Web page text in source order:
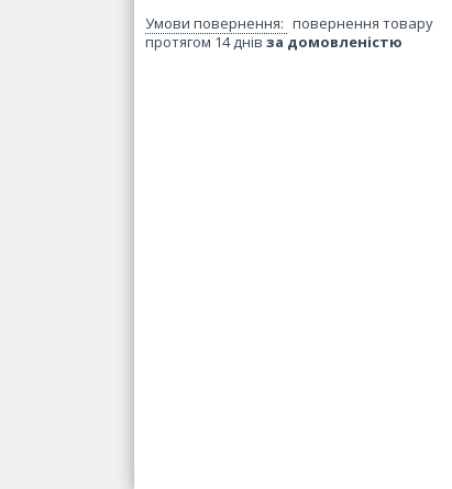
повернення товару
протягом 14 днів за домовленістю